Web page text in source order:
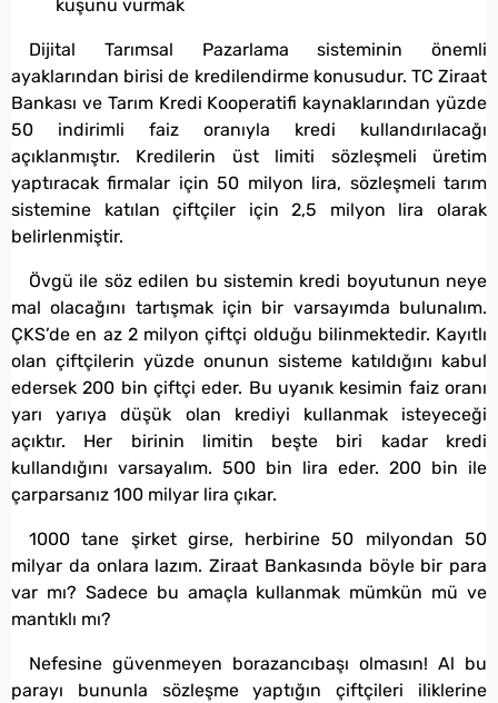
Dijital Tarımsal Pazarlama sisteminin önemli
ayaklarından birisi de kredilendirme konusudur. TC Ziraat
Bankası ve Tarım Kredi Kooperatifi kaynaklarından yüzde
50 indirimli faiz oranıyla kredi kullandırılacağı
açıklanmıştır. Kredilerin üst limiti sözleşmeli üretim
yaptıracak firmalar için 50 milyon lira, sözleşmeli tarım
sistemine katılan çiftçiler için 2,5 milyon lira olarak
belirlenmiştir.
Övgü ile söz edilen bu sistemin kredi boyutunun neye
mal olacağını tartışmak için bir varsayımda bulunalım.
ÇKS’de en az 2 milyon çiftçi olduğu bilinmektedir. Kayıtlı
olan çiftçilerin yüzde onunun sisteme katıldığını kabul
edersek 200 bin çiftçi eder. Bu uyanık kesimin faiz oranı
yarı yarıya düşük olan krediyi kullanmak isteyeceği
açıktır. Her birinin limitin beşte biri kadar kredi
kullandığını varsayalım. 500 bin lira eder. 200 bin ile
çarparsanız 100 milyar lira çıkar.
1000 tane şirket girse, herbirine 50 milyondan 50
milyar da onlara lazım. Ziraat Bankasında böyle bir para
var mı? Sadece bu amaçla kullanmak mümkün mü ve
mantıklı mı?
Nefesine güvenmeyen borazancıbaşı olmasın! Al bu
parayı bununla sözleşme yaptığın çiftçileri iliklerine